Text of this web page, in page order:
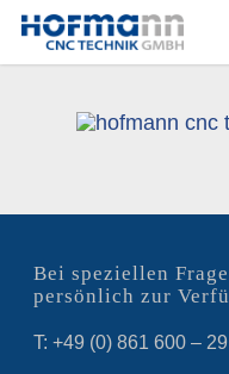
Skip
Bei speziellen
persönlich zur
T: +49 (0) 861 600 – 29